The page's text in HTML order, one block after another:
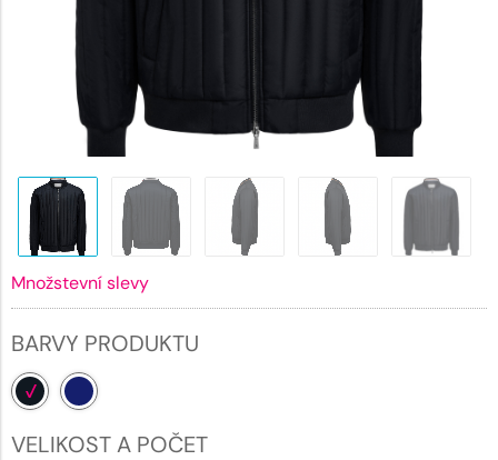
Množstevní slevy
BARVY PRODUKTU
VELIKOST A POČET